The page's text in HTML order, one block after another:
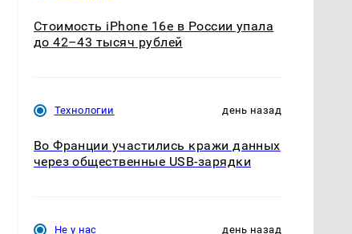
Стоимость iPhone 16e в России упала
до 42–43 тысяч рублей
Технологии день назад
Во Франции участились кражи данных
через общественные USB-зарядки
Не у нас день назад